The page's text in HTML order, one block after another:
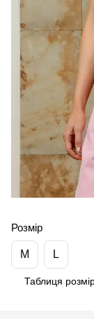
Розмір
M L
Таблиця